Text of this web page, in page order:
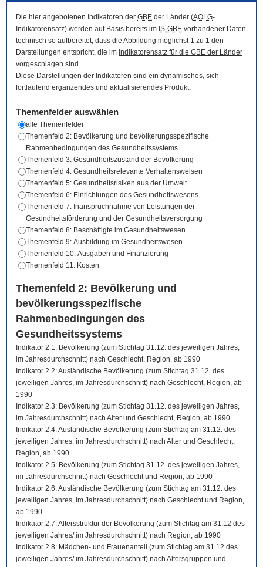
Die hier angebotenen Indikatoren der GBE der Länder (AOLG-
Indikatorensatz) werden auf Basis bereits im IS-GBE vorhandener Daten
technisch so aufbereitet, dass die Abbildung möglichst 1 zu 1 den
Darstellungen entspricht, die im Indikatorensatz für die GBE der Länder
vorgeschlagen sind.
Diese Darstellungen der Indikatoren sind ein dynamisches, sich
fortlaufend ergänzendes und aktualisierendes Produkt.
Themenfelder auswählen
alle Themenfelder
Themenfeld 2: Bevölkerung und bevölkerungsspezifische
Rahmenbedingungen des Gesundheitssystems
Themenfeld 3: Gesundheitszustand der Bevölkerung
Themenfeld 4: Gesundheitsrelevante Verhaltensweisen
Themenfeld 5: Gesundheitsrisiken aus der Umwelt
Themenfeld 6: Einrichtungen des Gesundheitswesens
Themenfeld 7: Inanspruchnahme von Leistungen der
Gesundheitsförderung und der Gesundheitsversorgung
Themenfeld 8: Beschäftigte im Gesundheitswesen
Themenfeld 9: Ausbildung im Gesundheitswesen
Themenfeld 10: Ausgaben und Finanzierung
Themenfeld 11: Kosten
Themenfeld 2: Bevölkerung und
bevölkerungsspezifische
Rahmenbedingungen des
Gesundheitssystems
Indikator 2.1: Bevölkerung (zum Stichtag 31.12. des jeweiligen Jahres,
im Jahresdurchschnitt) nach Geschlecht, Region, ab 1990
Indikator 2.2: Ausländische Bevölkerung (zum Stichtag 31.12. des
jeweiligen Jahres, im Jahresdurchschnitt) nach Geschlecht, Region, ab
1990
Indikator 2.3: Bevölkerung (zum Stichtag 31.12. des jeweiligen Jahres,
im Jahresdurchschnitt) nach Alter und Geschlecht, Region, ab 1990
Indikator 2.4: Ausländische Bevölkerung (zum Stichtag am 31.12. des
jeweiligen Jahres, im Jahresdurchschnitt) nach Alter und Geschlecht,
Region, ab 1990
Indikator 2.5: Bevölkerung (zum Stichtag 31.12. des jeweiligen Jahres,
im Jahresdurchschnitt) nach Geschlecht und Region, ab 1990
Indikator 2.6: Ausländische Bevölkerung (zum Stichtag am 31.12. des
jeweiligen Jahres, im Jahresdurchschnitt) nach Geschlecht und Region,
ab 1990
Indikator 2.7: Altersstruktur der Bevölkerung (zum Stichtag am 31.12 des
jeweiligen Jahres/ im Jahresdurchschnitt) nach Region, ab 1990
Indikator 2.8: Mädchen- und Frauenanteil (zum Stichtag am 31.12 des
jeweiligen Jahres/ im Jahresdurchschnitt) nach Altersgruppen und